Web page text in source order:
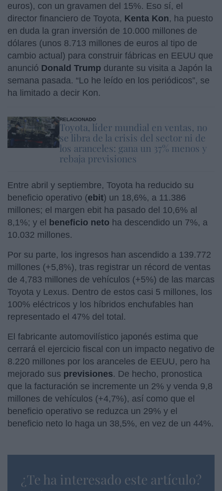
euros), con un gravamen del 15%. Eso sí, el
director financiero de Toyota, Kenta Kon, ha puesto
en duda la gran inversión de 10.000 millones de
dólares (unos 8.713 millones de euros al tipo de
cambio actual) para construir fábricas en EEUU que
anunció Donald Trump durante su visita a Japón la
semana pasada. “Lo he leído en los periódicos”, se
ha limitado a decir Kon.
RELACIONADO
Toyota, líder mundial en ventas, no
se libra de la crisis del sector ni de
los aranceles: gana un 37% menos y
rebaja previsiones
Entre abril y septiembre, Toyota ha reducido su
beneficio operativo (ebit) un 18,6%, a 11.386
millones; el margen ebit ha pasado del 10,6% al
8,1%; y el beneficio neto ha descendido un 7%, a
10.032 millones.
Por su parte, los ingresos han ascendido a 139.772
millones (+5,8%), tras registrar un récord de ventas
de 4,783 millones de vehículos (+5%) de las marcas
Toyota y Lexus. Dentro de estos casi 5 millones, los
100% eléctricos y los híbridos enchufables han
representado el 47% del total.
El fabricante automovilístico japonés estima que
cerrará el ejercicio fiscal con un impacto negativo de
8.220 millones por los aranceles de EEUU, pero ha
mejorado sus previsiones. De hecho, pronostica
que la facturación se incremente un 2% y venda 9,8
millones de vehículos (+4,7%), así como que el
beneficio operativo se reduzca un 29% y el
beneficio neto lo haga un 38,5%, en vez de un 44%.
¿Te ha interesado este artículo?